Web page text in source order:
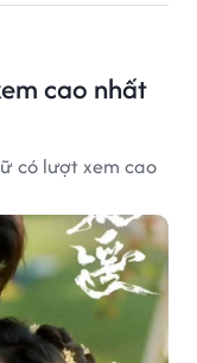
cao nhất
có lượt xem cao